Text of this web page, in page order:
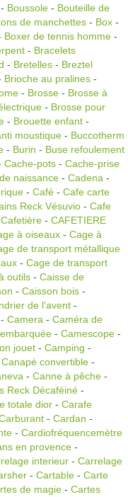
- Boussole - Bouteille de
de manchettes - Box -
Boxer de tennis homme -
- Bracelets
- Bretelles - Breztel
Brioche au pralines -
- Brosse - Brosse à
- Brosse pour
- Brouette enfant -
moustique - Buccotherm
- Burin - Buse refoulement
Cache-pots - Cache-prise
naissance - Cadena -
- Café - Cafe carte
Reck Vésuvio - Cafe
Cafetière - CAFETIERE
à oiseaux - Cage à
de transport métallique
- Cage de transport
outils - Caisse de
- Caisson bois -
de l'avent -
- Camera - Caméra de
- Camescope -
jouet - Camping -
Canapé convertible -
- Canne à pêche -
Reck Décaféiné -
totale dior - Carafe
- Cardan -
- Cardiofréquencemètre
en provence -
interieur - Carrelage
- Cartable - Carte
de magie - Cartes